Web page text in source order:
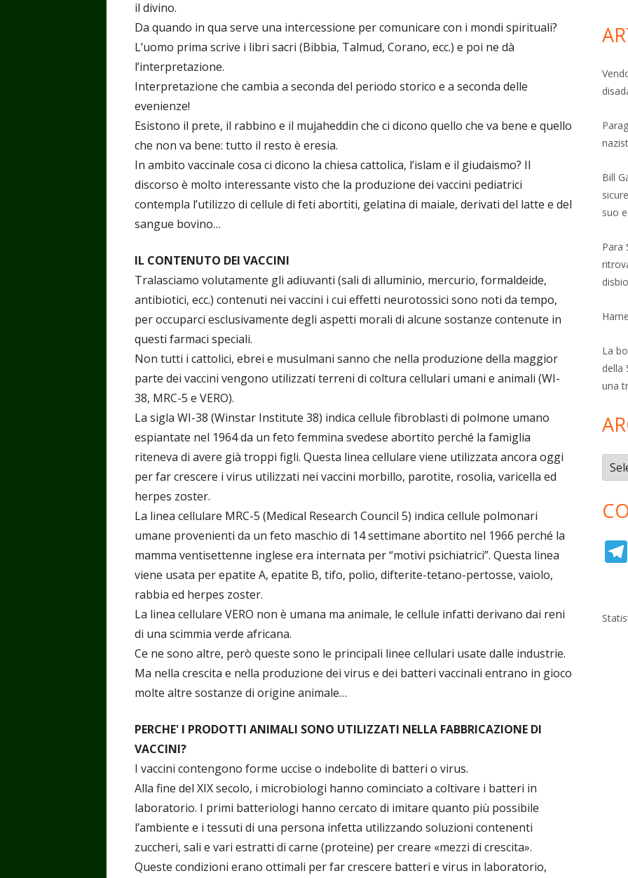
il divino.
Da quando in qua serve una intercessione per comunicare con i mondi spirituali?
L’uomo prima scrive i libri sacri (Bibbia, Talmud, Corano, ecc.) e poi ne dà
l’interpretazione.
Interpretazione che cambia a seconda del periodo storico e a seconda delle
evenienze!
Esistono il prete, il rabbino e il mujaheddin che ci dicono quello che va bene e quello
che non va bene: tutto il resto è eresia.
In ambito vaccinale cosa ci dicono la chiesa cattolica, l’islam e il giudaismo? Il
discorso è molto interessante visto che la produzione dei vaccini pediatrici
contempla l’utilizzo di cellule di feti abortiti, gelatina di maiale, derivati del latte e del
sangue bovino…
IL CONTENUTO DEI VACCINI
Tralasciamo volutamente gli adiuvanti (sali di alluminio, mercurio, formaldeide,
antibiotici, ecc.) contenuti nei vaccini i cui effetti neurotossici sono noti da tempo,
per occuparci esclusivamente degli aspetti morali di alcune sostanze contenute in
questi farmaci speciali.
Non tutti i cattolici, ebrei e musulmani sanno che nella produzione della maggior
parte dei vaccini vengono utilizzati terreni di coltura cellulari umani e animali (WI-
38, MRC-5 e VERO).
La sigla WI-38 (Winstar Institute 38) indica cellule fibroblasti di polmone umano
espiantate nel 1964 da un feto femmina svedese abortito perché la famiglia
riteneva di avere già troppi figli. Questa linea cellulare viene utilizzata ancora oggi
per far crescere i virus utilizzati nei vaccini morbillo, parotite, rosolia, varicella ed
herpes zoster.
La linea cellulare MRC-5 (Medical Research Council 5) indica cellule polmonari
umane provenienti da un feto maschio di 14 settimane abortito nel 1966 perché la
mamma ventisettenne inglese era internata per “motivi psichiatrici”. Questa linea
viene usata per epatite A, epatite B, tifo, polio, difterite-tetano-pertosse, vaiolo,
rabbia ed herpes zoster.
La linea cellulare VERO non è umana ma animale, le cellule infatti derivano dai reni
di una scimmia verde africana.
Ce ne sono altre, però queste sono le principali linee cellulari usate dalle industrie.
Ma nella crescita e nella produzione dei virus e dei batteri vaccinali entrano in gioco
molte altre sostanze di origine animale…
PERCHE' I PRODOTTI ANIMALI SONO UTILIZZATI NELLA FABBRICAZIONE DI
VACCINI?
I vaccini contengono forme uccise o indebolite di batteri o virus.
Alla fine del XIX secolo, i microbiologi hanno cominciato a coltivare i batteri in
laboratorio. I primi batteriologi hanno cercato di imitare quanto più possibile
l’ambiente e i tessuti di una persona infetta utilizzando soluzioni contenenti
zuccheri, sali e vari estratti di carne (proteine) per creare «mezzi di crescita».
Queste condizioni erano ottimali per far crescere batteri e virus in laboratorio,
Bill
suo
Para
La
della
una